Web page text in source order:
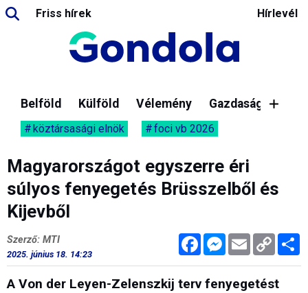
Friss hírek Hírlevél
Belföld Külföld Vélemény Gazdaság
köztársasági elnök foci vb 2026
Magyarországot egyszerre éri
súlyos fenyegetés Brüsszelből és
Kijevből
FacebookMessenger
Email Copy
Link
Szerző: MTI
2025. június 18. 14:23
A Von der Leyen-Zelenszkij terv fenyegetést